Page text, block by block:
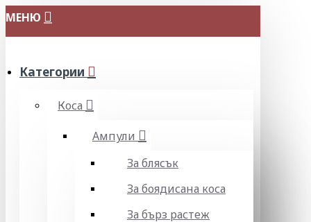
МЕНЮ
Категории
Коса
Ампули
За блясък
За боядисана коса
За бърз растеж